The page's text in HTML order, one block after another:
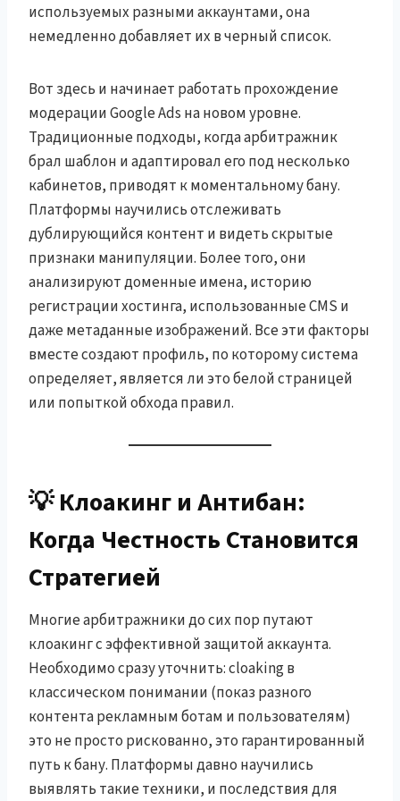
используемых разными аккаунтами, она
немедленно добавляет их в черный список.
Вот здесь и начинает работать прохождение
модерации Google Ads на новом уровне.
Традиционные подходы, когда арбитражник
брал шаблон и адаптировал его под несколько
кабинетов, приводят к моментальному бану.
Платформы научились отслеживать
дублирующийся контент и видеть скрытые
признаки манипуляции. Более того, они
анализируют доменные имена, историю
регистрации хостинга, использованные CMS и
даже метаданные изображений. Все эти факторы
вместе создают профиль, по которому система
определяет, является ли это белой страницей
или попыткой обхода правил.
💡 Клоакинг и Антибан:
Когда Честность Становится
Стратегией
Многие арбитражники до сих пор путают
клоакинг с эффективной защитой аккаунта.
Необходимо сразу уточнить: cloaking в
классическом понимании (показ разного
контента рекламным ботам и пользователям)
это не просто рискованно, это гарантированный
путь к бану. Платформы давно научились
выявлять такие техники, и последствия для